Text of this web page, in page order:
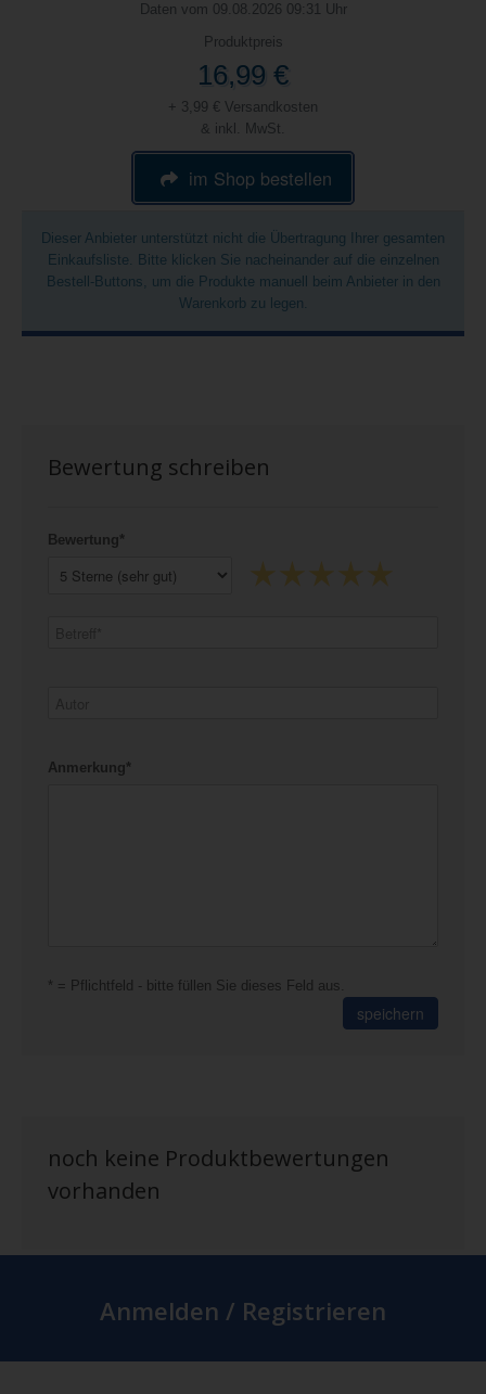
Daten vom 09.08.2026 09:31 Uhr
Produktpreis
16,99 €
+ 3,99 € Versandkosten
& inkl. MwSt.
im Shop bestellen
Dieser Anbieter unterstützt nicht die Übertragung Ihrer gesamten
Einkaufsliste. Bitte klicken Sie nacheinander auf die einzelnen
Bestell-Buttons, um die Produkte manuell beim Anbieter in den
Warenkorb zu legen.
Bewertung schreiben
Bewertung*
Anmerkung*
* = Pflichtfeld - bitte füllen Sie dieses Feld aus.
speichern
noch keine Produktbewertungen
vorhanden
Anmelden / Registrieren